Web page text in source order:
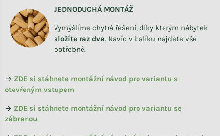
JEDNODUCHÁ MONTÁŽ
Vymýšlíme chytrá řešení, díky kterým nábytek
složíte raz dva. Navíc v balíku najdete vše
potřebné.
→ ZDE si stáhnete montážní návod pro variantu s
otevřeným vstupem
→ ZDE si stáhnete montážní návod pro variantu se
zábranou